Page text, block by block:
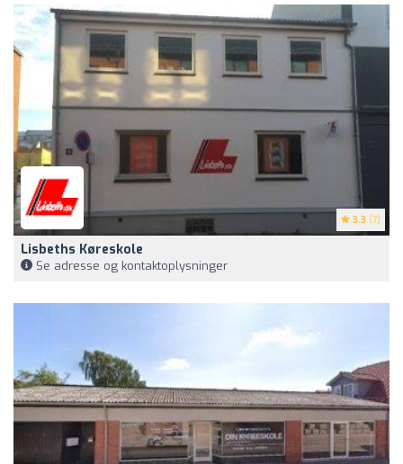
3.3 (7)
Lisbeths Køreskole
Se adresse og kontaktoplysninger